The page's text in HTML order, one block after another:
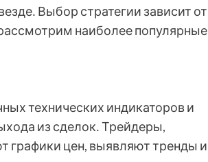
Выбор стратегии зависит от
наиболее популярные
технических индикаторов и
из сделок․ Трейдеры,
графики цен, выявляют тренды и